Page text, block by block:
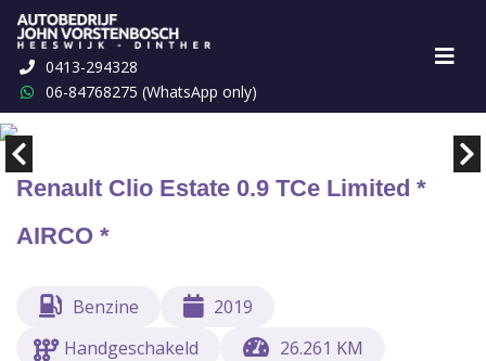
0413-294328
06-84768275 (WhatsApp only)
Renault Clio Estate 0.9 TCe Limited *
AIRCO *
Benzine
2019
Handgeschakeld
26.261 KM